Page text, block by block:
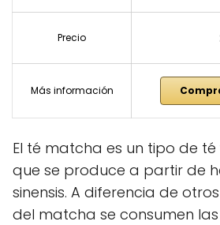
Precio
Más información
El té matcha es un tipo de
que se produce a partir de
sinensis. A diferencia de
del matcha se consumen